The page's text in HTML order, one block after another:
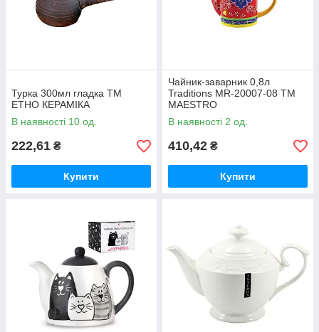
Турка 300мл гладка ТМ
ЕТНО КЕРАМІКА
В наявності 10 од.
222,61 ₴
Купити
Чайник-заварник 0,8л
Traditions MR-20007-08 ТМ
MAESTRO
В наявності 2 од.
410,42 ₴
Купити